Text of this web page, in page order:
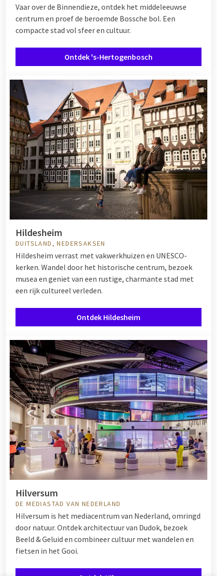
Vaar over de Binnendieze, ontdek het middeleeuwse
centrum en proef de beroemde Bossche bol. Een
compacte stad vol sfeer en cultuur.
Ontdek 's-Hertogenbosch
Hildesheim
DUITSLAND, NEDERSAKSEN
Hildesheim verrast met vakwerkhuizen en UNESCO-
kerken. Wandel door het historische centrum, bezoek
musea en geniet van een rustige, charmante stad met
een rijk cultureel verleden.
Ontdek Hildesheim
Hilversum
DE MEDIASTAD VAN NEDERLAND
Hilversum is het mediacentrum van Nederland, omringd
door natuur. Ontdek architectuur van Dudok, bezoek
Beeld & Geluid en combineer cultuur met wandelen en
fietsen in het Gooi.